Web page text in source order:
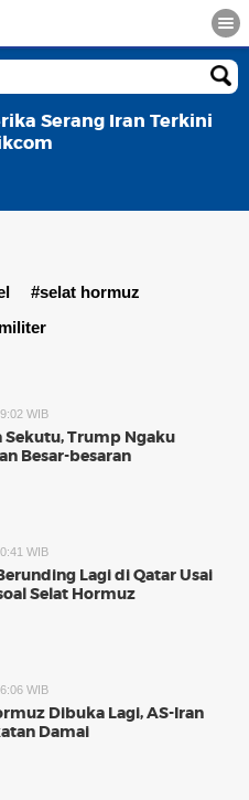
Serang Iran Terkini
#selat hormuz
WIB
Trump Ngaku
Besar-besaran
WIB
Lagi di Qatar Usai
Selat Hormuz
WIB
Dibuka Lagi, AS-Iran
Damai